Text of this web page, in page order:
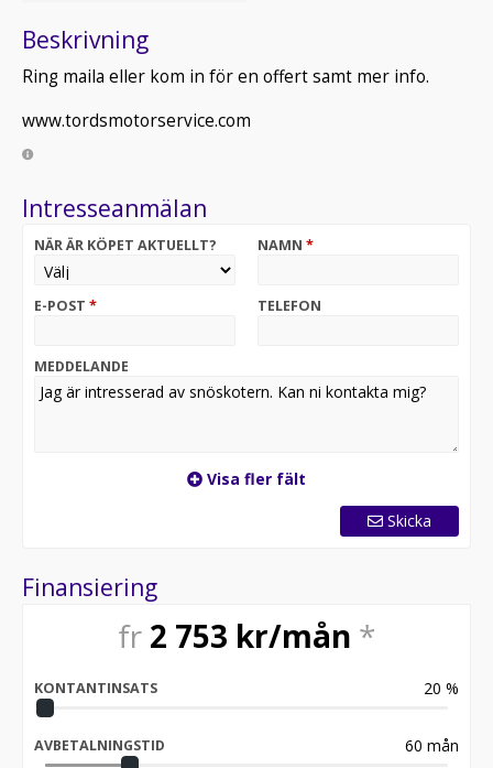
Beskrivning
Ring maila eller kom in för en offert samt mer info.
www.tordsmotorservice.com
Intresseanmälan
NÄR ÄR KÖPET AKTUELLT? NAMN *
E-POST * TELEFON
MEDDELANDE
Visa fler fält
Skicka
Finansiering
fr 2 753 kr/mån *
KONTANTINSATS 20 %
AVBETALNINGSTID 60 mån